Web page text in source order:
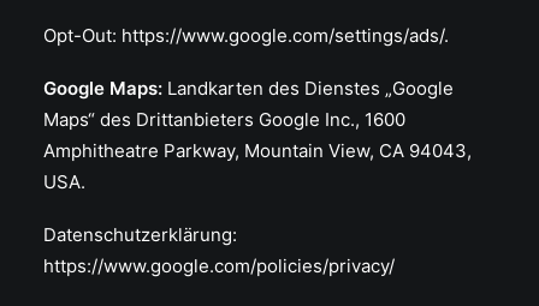
Opt-Out: https://www.google.com/settings/ads/.
Google Maps: Landkarten des Dienstes „Google
Maps“ des Drittanbieters Google Inc., 1600
Amphitheatre Parkway, Mountain View, CA 94043,
USA.
Datenschutzerklärung:
https://www.google.com/policies/privacy/